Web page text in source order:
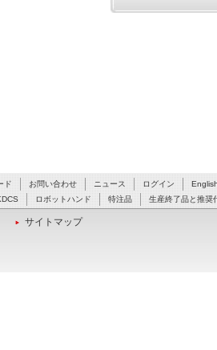
ド お問い合わせ ニュース ログイン
ロボットハンド 特注品 生産終了品と推奨
サイトマップ